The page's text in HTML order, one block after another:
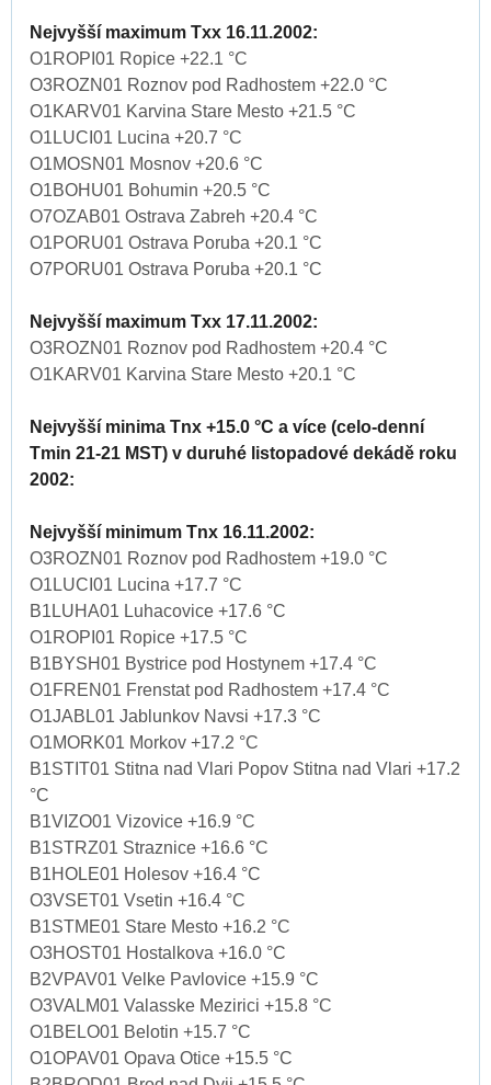
Nejvyšší maximum Txx 16.11.2002:
O1ROPI01 Ropice +22.1 °C
O3ROZN01 Roznov pod Radhostem +22.0 °C
O1KARV01 Karvina Stare Mesto +21.5 °C
O1LUCI01 Lucina +20.7 °C
O1MOSN01 Mosnov +20.6 °C
O1BOHU01 Bohumin +20.5 °C
O7OZAB01 Ostrava Zabreh +20.4 °C
O1PORU01 Ostrava Poruba +20.1 °C
O7PORU01 Ostrava Poruba +20.1 °C
Nejvyšší maximum Txx 17.11.2002:
O3ROZN01 Roznov pod Radhostem +20.4 °C
O1KARV01 Karvina Stare Mesto +20.1 °C
Nejvyšší minima Tnx +15.0 °C a více (celo-denní
Tmin 21-21 MST) v duruhé listopadové dekádě roku
2002:
Nejvyšší minimum Tnx 16.11.2002:
O3ROZN01 Roznov pod Radhostem +19.0 °C
O1LUCI01 Lucina +17.7 °C
B1LUHA01 Luhacovice +17.6 °C
O1ROPI01 Ropice +17.5 °C
B1BYSH01 Bystrice pod Hostynem +17.4 °C
O1FREN01 Frenstat pod Radhostem +17.4 °C
O1JABL01 Jablunkov Navsi +17.3 °C
O1MORK01 Morkov +17.2 °C
B1STIT01 Stitna nad Vlari Popov Stitna nad Vlari +17.2
°C
B1VIZO01 Vizovice +16.9 °C
B1STRZ01 Straznice +16.6 °C
B1HOLE01 Holesov +16.4 °C
O3VSET01 Vsetin +16.4 °C
B1STME01 Stare Mesto +16.2 °C
O3HOST01 Hostalkova +16.0 °C
B2VPAV01 Velke Pavlovice +15.9 °C
O3VALM01 Valasske Mezirici +15.8 °C
O1BELO01 Belotin +15.7 °C
O1OPAV01 Opava Otice +15.5 °C